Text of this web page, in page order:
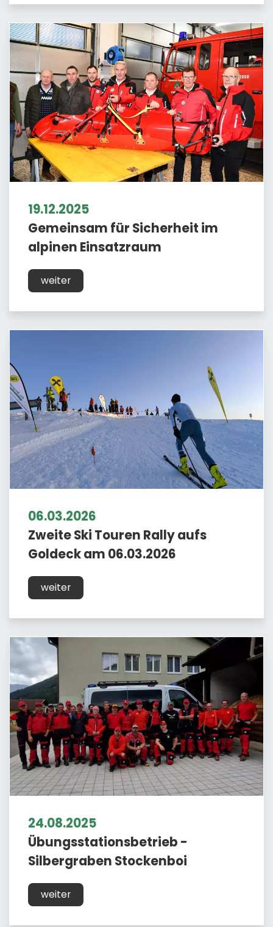
19.12.2025
Gemeinsam für Sicherheit im
alpinen Einsatzraum
weiter
06.03.2026
Zweite Ski Touren Rally aufs
Goldeck am 06.03.2026
weiter
24.08.2025
Übungsstationsbetrieb -
Silbergraben Stockenboi
weiter